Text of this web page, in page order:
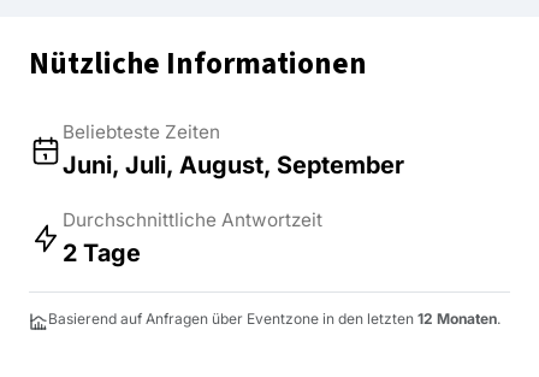
Nützliche Informationen
Beliebteste Zeiten
Juni, Juli, August, September
Durchschnittliche Antwortzeit
2 Tage
Basierend auf Anfragen über Eventzone in den letzten 12 Monaten.